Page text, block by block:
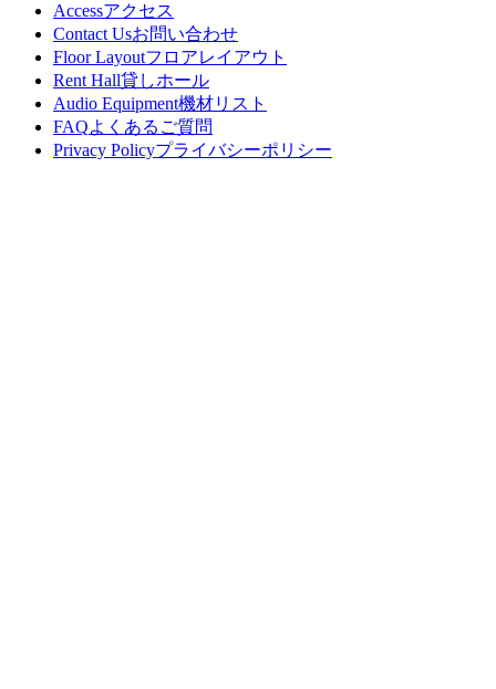
Accessアクセス
Contact Usお問い合わせ
Floor Layoutフロアレイアウト
Rent Hall貸しホール
Audio Equipment機材リスト
FAQよくあるご質問
Privacy Policyプライバシーポリシー